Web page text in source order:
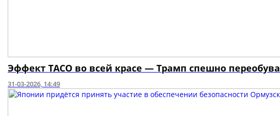
Эффект TACO во всей красе — Трамп спешно
31-03-2026, 14:49